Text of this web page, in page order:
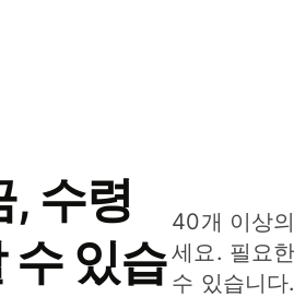
, 수령
수 있습
40개 이상
세요. 필요
수 있습니다.